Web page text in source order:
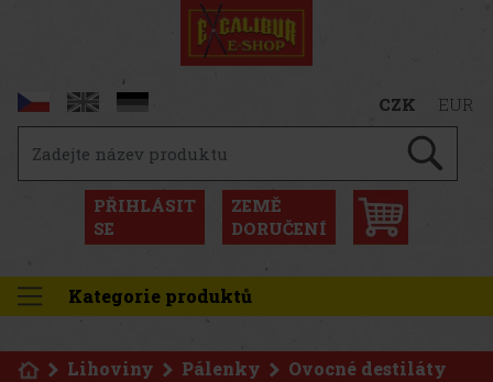
CZK EUR
PŘIHLÁSIT
SE
ZEMĚ
DORUČENÍ
Kategorie produktů
Lihoviny Pálenky
Ovocné destiláty